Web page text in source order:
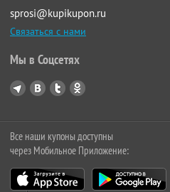
sprosi@kupikupon.ru
Связаться с нами
Мы в Соцсетях
Все наши купоны доступны
через Мобильное Приложение: